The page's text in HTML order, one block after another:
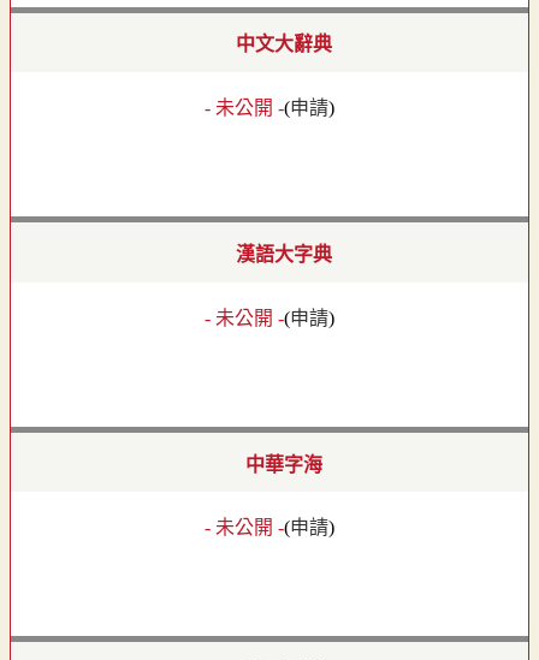
中文大辭典
- 未公開 -(申請)
漢語大字典
- 未公開 -(申請)
中華字海
- 未公開 -(申請)